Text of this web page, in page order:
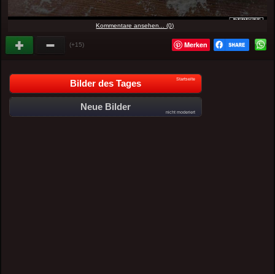
Kommentare ansehen... (0)
(+15) Merken
Bilder des Tages Startseite
Neue Bilder
nicht moderiert